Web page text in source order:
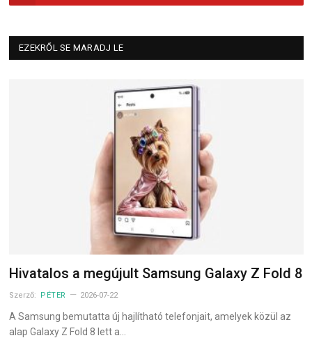
EZEKRŐL SE MARADJ LE
Hivatalos a megújult Samsung Galaxy Z Fold 8
Szerző: PÉTER 2026-07-22
A Samsung bemutatta új hajlítható telefonjait, amelyek közül az
alap Galaxy Z Fold 8 lett a…